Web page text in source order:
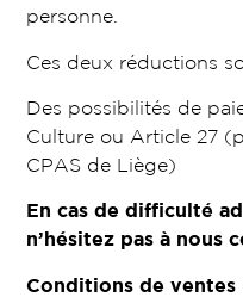
personne.
Ces deux réductions
Des possibilités de
Culture ou Article 27
CPAS de Liège)
En cas de difficulté
n’hésitez pas à nous
Conditions de ventes